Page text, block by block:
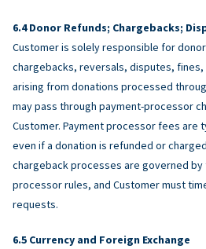
Donor Refunds; Chargebacks;
Customer is solely responsible for
chargebacks, reversals, disputes,
arising from donations processed
may pass through payment-processor
Customer. Payment processor fees are
even if a donation is refunded or
chargeback processes are governed
processor rules, and Customer must
requests.
Currency and Foreign Exchange